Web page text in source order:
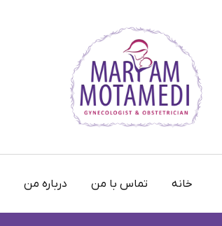
خانه تماس با من درباره من